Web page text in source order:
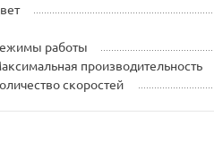
работы
производительность
скоростей